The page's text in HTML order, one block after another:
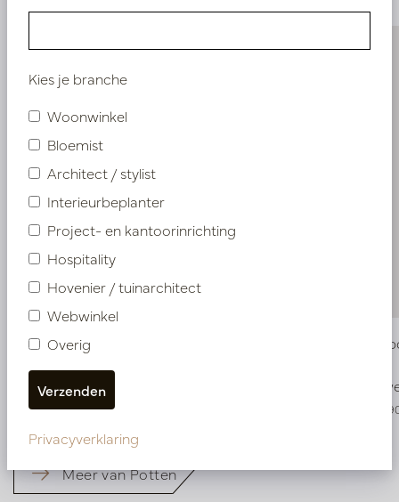
Binnenemmer Transparant D60 H45
Op voorraad
E300-600-NA
Pot
Snel
R3026-47-
Meer van Potten
Kies je branche
Woonwinkel
Bloemist
Architect / stylist
Interieurbeplanter
Project- en kantoorinrichting
Hospitality
Hovenier / tuinarchitect
Webwinkel
Overig
Privacyverklaring